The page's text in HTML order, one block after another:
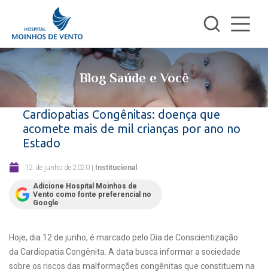
Blog Saúde e Você
Cardiopatias Congênitas: doença que
acomete mais de mil crianças por ano no
Estado
12 de junho de 2020 | Institucional
Adicione Hospital Moinhos de
Vento como fonte preferencial no
Google
Hoje, dia 12 de junho, é marcado pelo Dia de Conscientização
da Cardiopatia Congênita. A data busca informar a sociedade
sobre os riscos das malformações congênitas que constituem na